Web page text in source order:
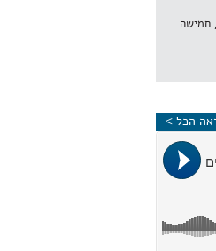
חמישה
הכל >